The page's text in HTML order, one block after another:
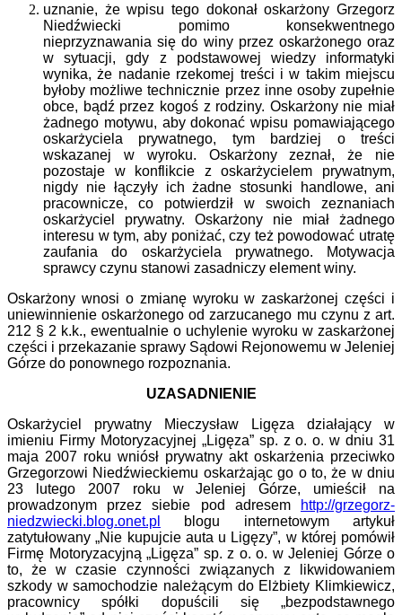
uznanie, że wpisu tego dokonał oskarżony Grzegorz
Niedźwiecki pomimo konsekwentnego
nieprzyznawania się do winy przez oskarżonego oraz
w sytuacji, gdy z podstawowej wiedzy informatyki
wynika, że nadanie rzekomej treści i w takim miejscu
byłoby możliwe technicznie przez inne osoby zupełnie
obce, bądź przez kogoś z rodziny. Oskarżony nie miał
żadnego motywu, aby dokonać wpisu pomawiającego
oskarżyciela prywatnego, tym bardziej o treści
wskazanej w wyroku. Oskarżony zeznał, że nie
pozostaje w konflikcie z oskarżycielem prywatnym,
nigdy nie łączyły ich żadne stosunki handlowe, ani
pracownicze, co potwierdził w swoich zeznaniach
oskarżyciel prywatny. Oskarżony nie miał żadnego
interesu w tym, aby poniżać, czy też powodować utratę
zaufania do oskarżyciela prywatnego. Motywacja
sprawcy czynu stanowi zasadniczy element winy.
Oskarżony wnosi o zmianę wyroku w zaskarżonej części i
uniewinnienie oskarżonego od zarzucanego mu czynu z art.
212 § 2 k.k., ewentualnie o uchylenie wyroku w zaskarżonej
części i przekazanie sprawy Sądowi Rejonowemu w Jeleniej
Górze do ponownego rozpoznania.
UZASADNIENIE
Oskarżyciel prywatny Mieczysław Ligęza działający w
imieniu Firmy Motoryzacyjnej „Ligęza” sp. z o. o. w dniu 31
maja 2007 roku wniósł prywatny akt oskarżenia przeciwko
Grzegorzowi Niedźwieckiemu oskarżając go o to, że w dniu
23 lutego 2007 roku w Jeleniej Górze, umieścił na
prowadzonym przez siebie pod adresem
http://grzegorz-
niedzwiecki.blog.onet.pl
blogu internetowym artykuł
zatytułowany „Nie kupujcie auta u Ligęzy”, w której pomówił
Firmę Motoryzacyjną „Ligęza” sp. z o. o. w Jeleniej Górze o
to, że w czasie czynności związanych z likwidowaniem
szkody w samochodzie należącym do Elżbiety Klimkiewicz,
pracownicy spółki dopuścili się „bezpodstawnego